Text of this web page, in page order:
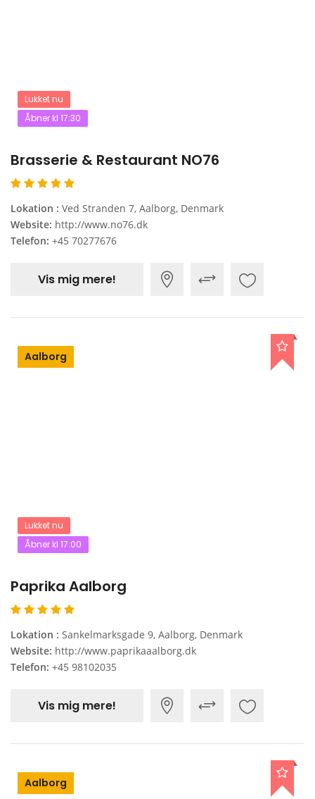
Lukket nu
Åbner kl 17:30
Brasserie & Restaurant NO76
Lokation : Ved Stranden 7, Aalborg, Denmark
Website: http://www.no76.dk
Telefon: +45 70277676
Vis mig mere!
Aalborg
Lukket nu
Åbner kl 17:00
Paprika Aalborg
Lokation : Sankelmarksgade 9, Aalborg, Denmark
Website: http://www.paprikaaalborg.dk
Telefon: +45 98102035
Vis mig mere!
Aalborg